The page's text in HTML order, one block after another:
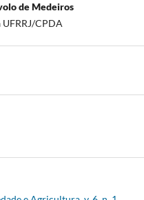
de Medeiros
CPDA